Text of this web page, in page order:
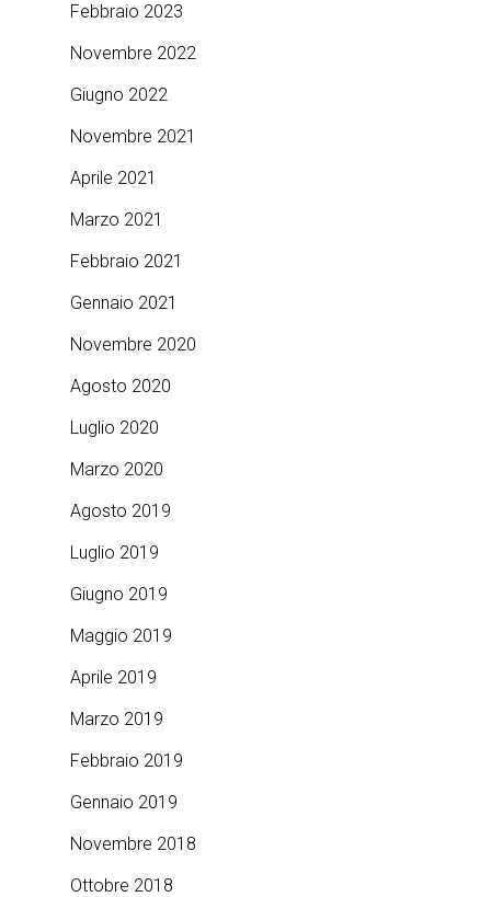
Febbraio 2023
Novembre 2022
Giugno 2022
Novembre 2021
Aprile 2021
Marzo 2021
Febbraio 2021
Gennaio 2021
Novembre 2020
Agosto 2020
Luglio 2020
Marzo 2020
Agosto 2019
Luglio 2019
Giugno 2019
Maggio 2019
Aprile 2019
Marzo 2019
Febbraio 2019
Gennaio 2019
Novembre 2018
Ottobre 2018